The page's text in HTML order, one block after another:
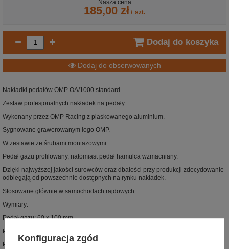
Nasza cena
185,00 zł / szt.
Dodaj do koszyka
Dodaj do obserwowanych
Nakładki pedałów OMP OA/1000 standard
Zestaw profesjonalnych nakładek na pedały.
Wykonany przez OMP Racing z piaskowanego aluminium.
Sygnowane grawerowanym logo OMP.
W zestawie ze śrubami montażowymi.
Pedał gazu profilowany, natomiast pedał hamulca wzmacniany.
Dzięki najwyższej jakości surowców oraz dbałości przy produkcji zdecydowanie
odbiegają od powszechnie dostępnych na rynku nakładek.
Stosowane głównie w samochodach rajdowych.
Wymiary:
Pedał gazu: 60 x 100 mm.
Pedał sprzęgła: 60 x 100 mm.
Pedał hamulca: 60 x 100 mm.
Konfiguracja zgód